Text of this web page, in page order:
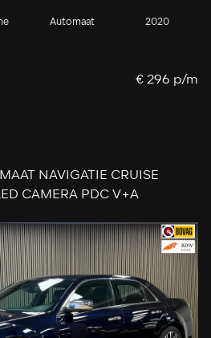
Automaat 2020
€ 296 p/m
NAVIGATIE CRUISE
CAMERA PDC V+A